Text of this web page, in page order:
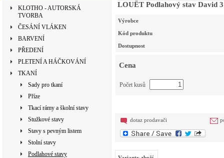
KLOTHO - AUTORSKÁ
TVORBA
ČESÁNÍ VLÁKEN
BARVENÍ
PŘEDENÍ
PLETENÍ A HÁČKOVÁNÍ
TKANÍ
Sady pro tkaní
Příze
Tkací rámy a školní stavy
Stužkové stavy
Stavy s pevným listem
Stolní stavy
Podlahové stavy
LOUËT Podlahový stav David
Výrobce
Kód produktu
Dostupnost
Cena
Počet kusů
dotaz prodavači